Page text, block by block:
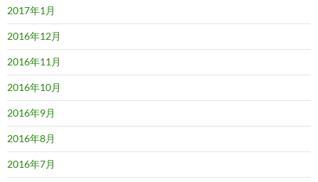
2017年1月
2016年12月
2016年11月
2016年10月
2016年9月
2016年8月
2016年7月